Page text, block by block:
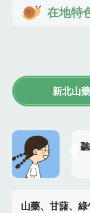
在地特
新北山藥
山藥、甘藷、